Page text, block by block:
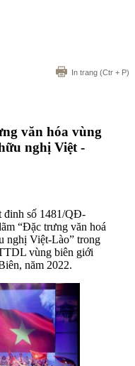
In trang (Ctr + P)
văn hóa vùng
nghị Việt -
đinh số 1481/QĐ-
“Đặc trưng văn hoá
nghị Việt-Lào” trong
vùng biên giới
năm 2022.